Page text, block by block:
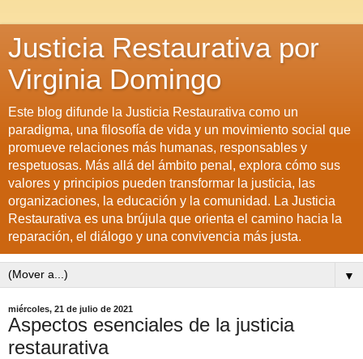
Justicia Restaurativa por
Virginia Domingo
Este blog difunde la Justicia Restaurativa como un
paradigma, una filosofía de vida y un movimiento social que
promueve relaciones más humanas, responsables y
respetuosas. Más allá del ámbito penal, explora cómo sus
valores y principios pueden transformar la justicia, las
organizaciones, la educación y la comunidad. La Justicia
Restaurativa es una brújula que orienta el camino hacia la
reparación, el diálogo y una convivencia más justa.
▼
miércoles, 21 de julio de 2021
Aspectos esenciales de la justicia
restaurativa